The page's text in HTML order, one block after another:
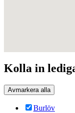
Kolla in
Avmarkera alla
Burlöv